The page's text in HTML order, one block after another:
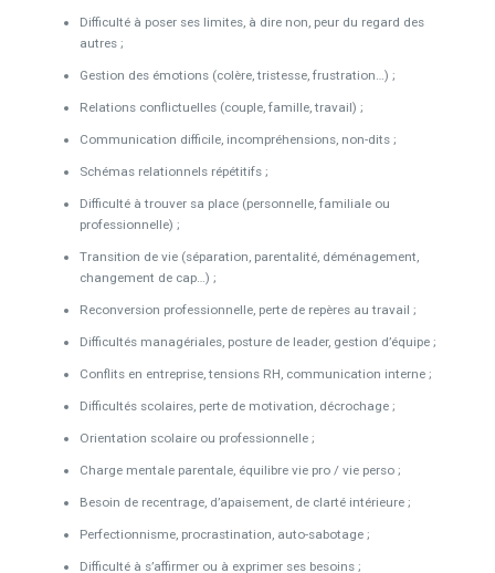
Difficulté à poser ses limites, à dire non, peur du regard des
autres ;
Gestion des émotions (colère, tristesse, frustration…) ;
Relations conflictuelles (couple, famille, travail) ;
Communication difficile, incompréhensions, non-dits ;
Schémas relationnels répétitifs ;
Difficulté à trouver sa place (personnelle, familiale ou
professionnelle) ;
Transition de vie (séparation, parentalité, déménagement,
changement de cap…) ;
Reconversion professionnelle, perte de repères au travail ;
Difficultés managériales, posture de leader, gestion d’équipe ;
Conflits en entreprise, tensions RH, communication interne ;
Difficultés scolaires, perte de motivation, décrochage ;
Orientation scolaire ou professionnelle ;
Charge mentale parentale, équilibre vie pro / vie perso ;
Besoin de recentrage, d’apaisement, de clarté intérieure ;
Perfectionnisme, procrastination, auto-sabotage ;
Difficulté à s’affirmer ou à exprimer ses besoins ;